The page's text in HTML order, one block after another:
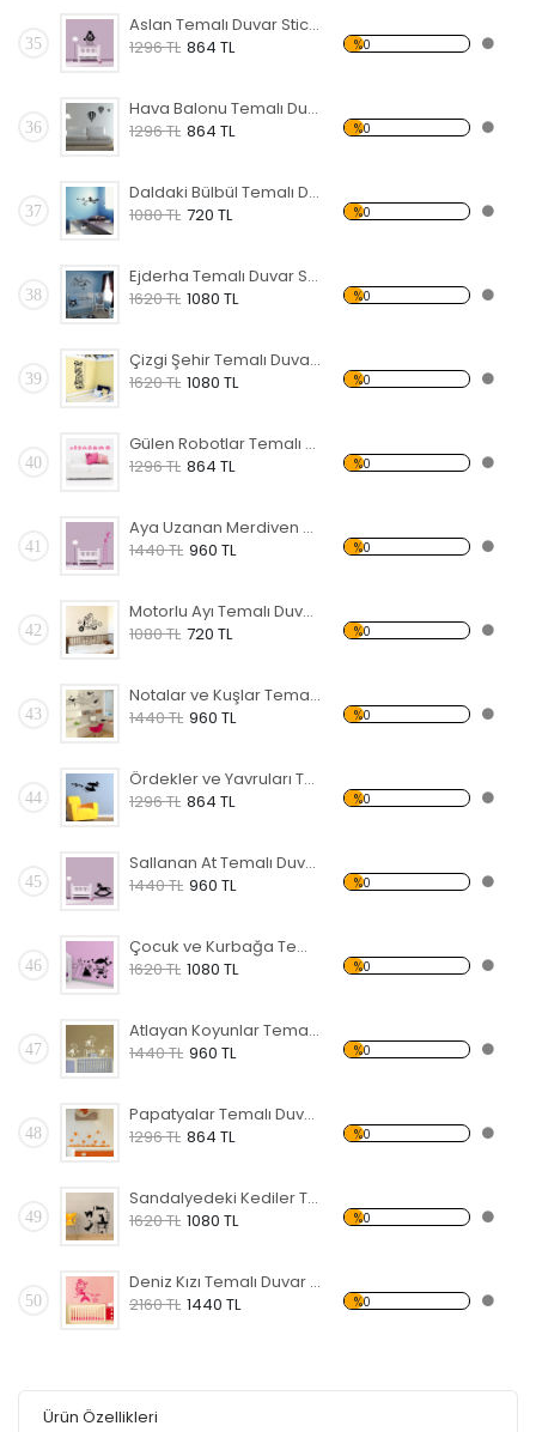
35
Aslan Temalı Duvar Sticker
1296 TL 864 TL %0
36
Hava Balonu Temalı Duvar Sticker
1296 TL 864 TL %0
37
Daldaki Bülbül Temalı Duvar Sticker
1080 TL 720 TL %0
38
Ejderha Temalı Duvar Sticker
1620 TL 1080 TL %0
39
Çizgi Şehir Temalı Duvar Sticker
1620 TL 1080 TL %0
40
Gülen Robotlar Temalı Duvar Sticker
1296 TL 864 TL %0
41
Aya Uzanan Merdiven Temalı Duvar Sticker
1440 TL 960 TL %0
42
Motorlu Ayı Temalı Duvar Sticker
1080 TL 720 TL %0
43
Notalar ve Kuşlar Temalı Duvar Sticker
1440 TL 960 TL %0
44
Ördekler ve Yavruları Temalı Duvar Sticker
1296 TL 864 TL %0
45
Sallanan At Temalı Duvar Sticker
1440 TL 960 TL %0
46
Çocuk ve Kurbağa Temalı Duvar Sticker
1620 TL 1080 TL %0
47
Atlayan Koyunlar Temalı Duvar Sticker
1440 TL 960 TL %0
48
Papatyalar Temalı Duvar Sticker
1296 TL 864 TL %0
49
Sandalyedeki Kediler Temalı Duvar Sticker
1620 TL 1080 TL %0
50
Deniz Kızı Temalı Duvar Sticker
2160 TL 1440 TL %0
Ürün Özellikleri